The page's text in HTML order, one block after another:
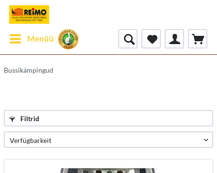
Menüü
Bussikämpingud
Filtrid